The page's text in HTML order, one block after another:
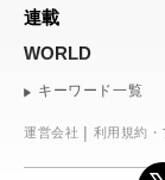
連載
WORLD
キーワード一覧
運営会社 利用規約・